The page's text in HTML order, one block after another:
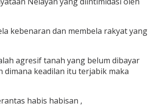
kebenaran dan membela rakyat yang
agresif tanah yang belum dibayar
dimana keadilan itu terjabik maka
habis habisan ,